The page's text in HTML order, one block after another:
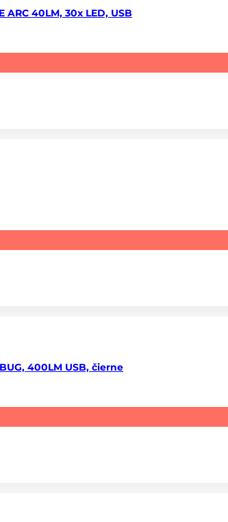
ARC 40LM, 30x LED, USB
400LM USB, čierne